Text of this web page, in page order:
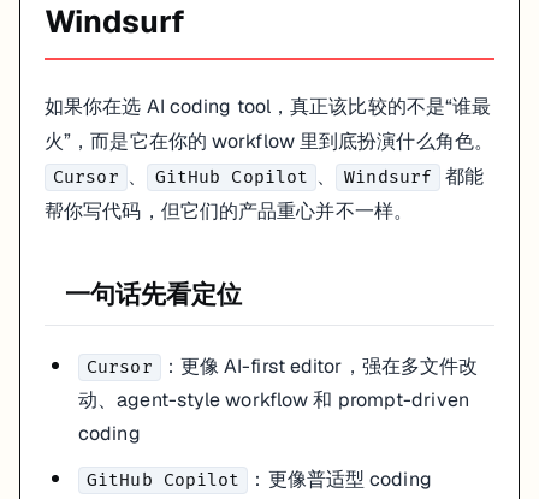
Windsurf
如果你在选 AI coding tool，真正该比较的不是“谁最
火”，而是它在你的 workflow 里到底扮演什么角色。
Cursor 、 GitHub Copilot 、 Windsurf
都能
帮你写代码，但它们的产品重心并不一样。
一句话先看定位
Cursor
：更像 AI-first editor，强在多文件改
动、agent-style workflow 和 prompt-driven
coding
GitHub Copilot
：更像普适型 coding